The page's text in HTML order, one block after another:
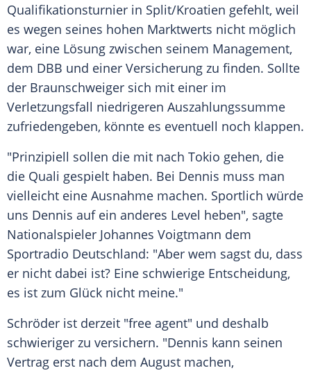
Qualifikationsturnier in Split/Kroatien gefehlt, weil
es wegen seines hohen Marktwerts nicht möglich
war, eine Lösung zwischen seinem Management,
dem DBB und einer Versicherung zu finden. Sollte
der Braunschweiger sich mit einer im
Verletzungsfall niedrigeren Auszahlungssumme
zufriedengeben, könnte es eventuell noch klappen.
"Prinzipiell sollen die mit nach Tokio gehen, die
die Quali gespielt haben. Bei Dennis muss man
vielleicht eine Ausnahme machen. Sportlich würde
uns Dennis auf ein anderes Level heben", sagte
Nationalspieler Johannes Voigtmann dem
Sportradio Deutschland: "Aber wem sagst du, dass
er nicht dabei ist? Eine schwierige Entscheidung,
es ist zum Glück nicht meine."
Schröder ist derzeit "free agent" und deshalb
schwieriger zu versichern. "Dennis kann seinen
Vertrag erst nach dem August machen,